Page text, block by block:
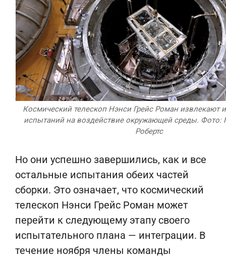
Космический телескоп Нэнси Грейс Роман извлекают
испытаний на воздействие окружающей среды. Фото:
Робертс
Но они успешно завершились, как и все
остальные испытания обеих частей
сборки. Это означает, что космический
телескоп Нэнси Грейс Роман может
перейти к следующему этапу своего
испытательного плана — интеграции. В
течение ноября члены команды